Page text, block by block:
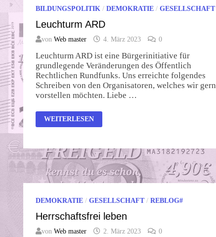
BILDUNGSPOLITIK / DEMOKRATIE / GESELLSCHAFT
Leuchturm ARD
von Web master 4. März 2023 0
Leuchturm ARD ist eine Bürgerinitiative für
grundlegende Veränderungen des Öffentlich
Rechtlichen Rundfunks. Uns erreichte folgendes
Schreiben von den Organisatoren, welches wir gern
vorstellen möchten. Liebe …
LEUCHTURM
ARD
WEITERLESEN
DEMOKRATIE / GESELLSCHAFT/ REBLOG#
Herrschaftsfrei leben
von Web master 2. März 2023 0